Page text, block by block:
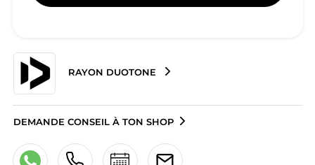
RAYON DUOTONE
DEMANDE CONSEIL À TON SHOP